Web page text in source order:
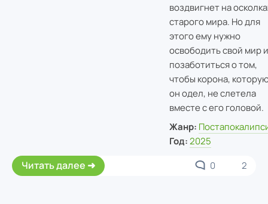
воздвигнет на
старого мира. Но для
этого ему нужно
освободить свой мир и
позаботиться о том,
чтобы корона,
он одел, не слетела
вместе с его головой.
Жанр:
Год: 2025
Читать далее 0 2